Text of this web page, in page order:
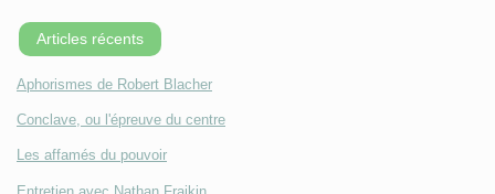
Articles récents
Aphorismes de Robert Blacher
Conclave, ou l'épreuve du centre
Les affamés du pouvoir